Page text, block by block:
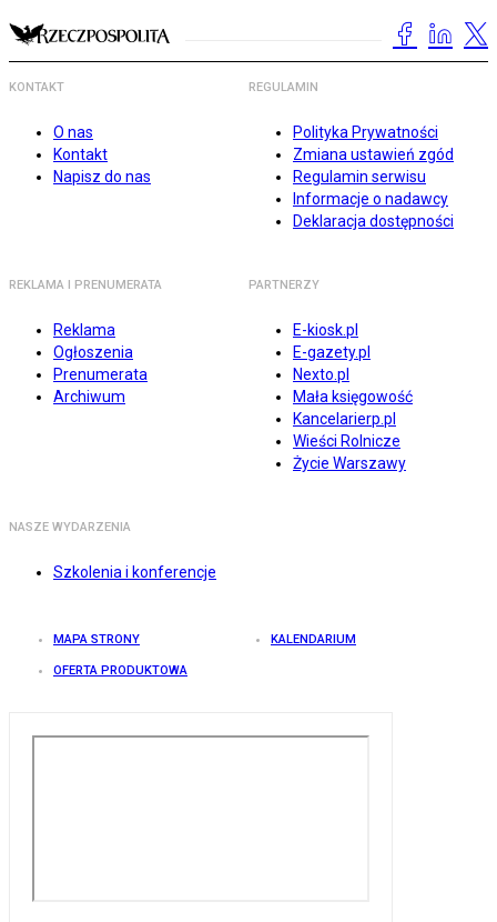
KONTAKT
O nas
Kontakt
Napisz do nas
REGULAMIN
Polityka Prywatności
Zmiana ustawień zgód
Regulamin serwisu
Informacje o nadawcy
Deklaracja dostępności
REKLAMA I PRENUMERATA
Reklama
Ogłoszenia
Prenumerata
Archiwum
PARTNERZY
E-kiosk.pl
E-gazety.pl
Nexto.pl
Mała księgowość
Kancelarierp.pl
Wieści Rolnicze
Życie Warszawy
NASZE WYDARZENIA
Szkolenia i konferencje
MAPA STRONY KALENDARIUM
OFERTA PRODUKTOWA